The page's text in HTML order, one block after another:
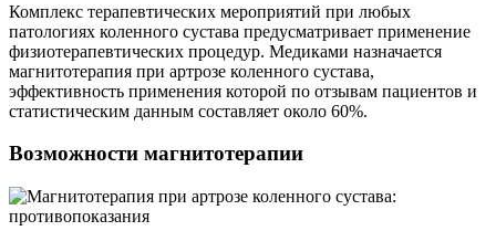
Комплекс терапевтических мероприятий при любых
патологиях коленного сустава предусматривает применение
физиотерапевтических процедур. Медиками назначается
магнитотерапия при артрозе коленного сустава,
эффективность применения которой по отзывам пациентов и
статистическим данным составляет около 60%.
Возможности магнитотерапии